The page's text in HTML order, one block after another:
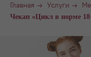
Главная → Услуги →
Чекап «Цикл в норме